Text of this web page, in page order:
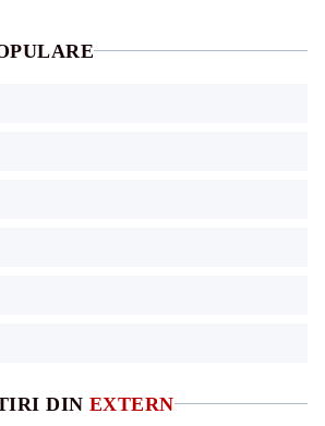
DIN EXTERN